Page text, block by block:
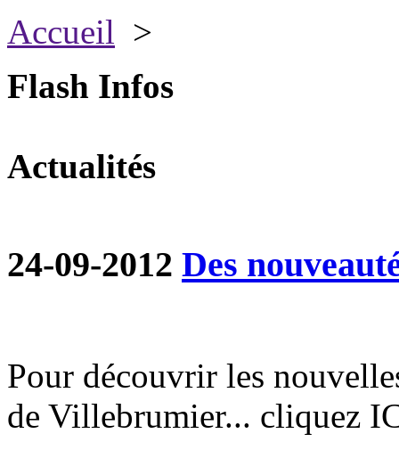
Accueil >
Flash Infos
Actualités
24-09-2012 Des
Pour découvrir les
de Villebrumier... cliquez